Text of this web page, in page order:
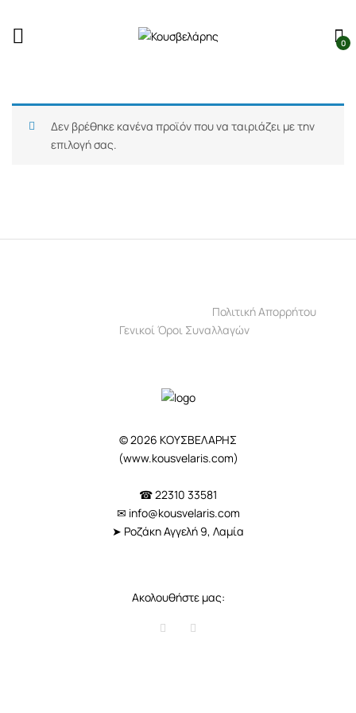
0
Δεν βρέθηκε κανένα προϊόν που να ταιριάζει με την
επιλογή σας.
Πολιτική Απορρήτου
Γενικοί Όροι Συναλλαγών
© 2026 ΚΟΥΣΒΕΛΑΡΗΣ
(www.kousvelaris.com)
☎ 22310 33581
✉ info@kousvelaris.com
➤ Ροζάκη Αγγελή 9, Λαμία
Ακολουθήστε μας: